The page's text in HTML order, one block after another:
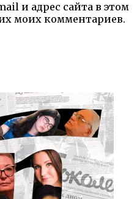
и адрес сайта в этом
моих комментариев.